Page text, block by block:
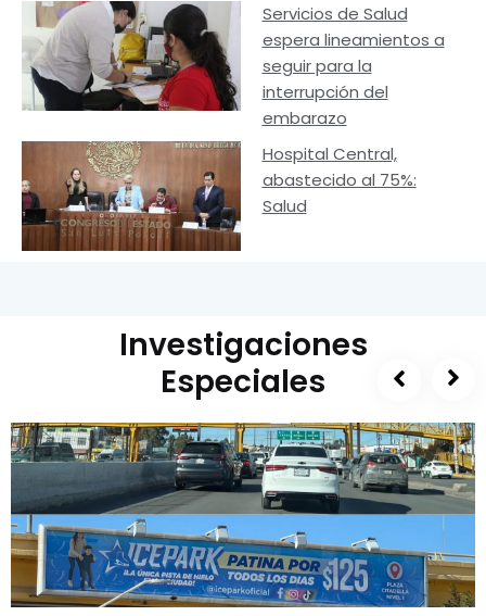
Servicios de Salud
espera lineamientos a
seguir para la
interrupción del
embarazo
Hospital Central,
abastecido al 75%:
Salud
Investigaciones
Especiales